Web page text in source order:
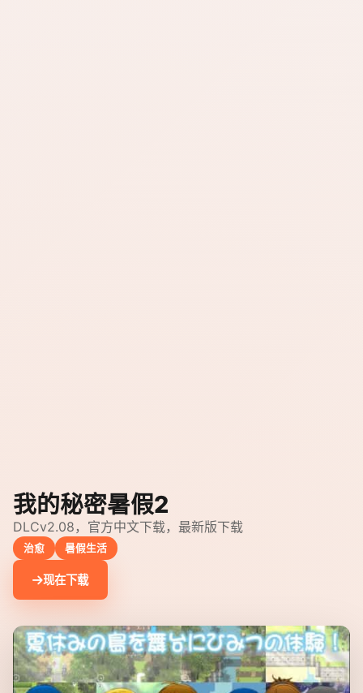
我的秘密暑假2
DLCv2.08，官方中文下载，最新版下载
治愈 暑假生活
现在下载